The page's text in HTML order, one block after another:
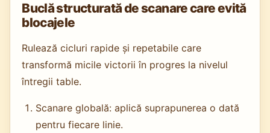
Buclă structurată de scanare care evită
blocajele
Rulează cicluri rapide și repetabile care
transformă micile victorii în progres la nivelul
întregii table.
Scanare globală: aplică suprapunerea o dată
pentru fiecare linie.